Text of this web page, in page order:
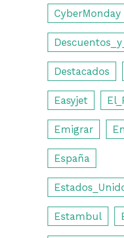
CyberMonday
Destacados
Easyjet
Emigrar
España
Estambul